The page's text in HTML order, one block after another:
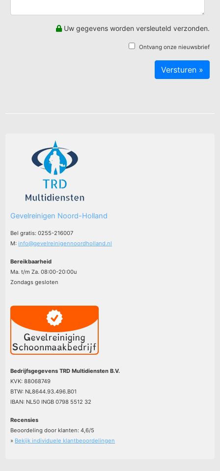
Uw gegevens worden versleuteld verzonden.
Ontvang onze nieuwsbrief
Gevelreinigen Noord-Holland
Bel gratis: 0255-216007
M:info@gevelreinigennoordholland.nl
Bereikbaarheid
Ma. t/m Za. 08:00-20:00u
Zondags gesloten
Bedrijfsgegevens TRD Multidiensten B.V.
KVK: 88068749
BTW: NL8644.93.496.B01
IBAN: NL50 INGB 0798 5512 32
Recensies
Beoordeling door klanten:4,6/5
» Bekijk individuele klantbeoordelingen